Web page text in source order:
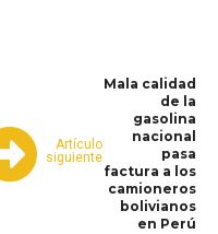
Artículo
siguiente
Mala calidad
de la
gasolina
nacional
pasa
factura a los
camioneros
bolivianos
en Perú